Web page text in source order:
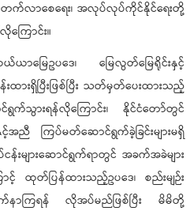
က်လာစေရေး၊ အလုပ်လုပ်ကိုင်နိုင်ရေးတို့
ြောင်း။
မြေဥပဒေ၊ မြေလွတ်မြေရိုင်းနှင့်
ထားရှိပြီးဖြစ်ပြီး သတ်မှတ်ပေးထားသည့်
ရွက်သွားရန်လိုကြောင်း၊ နိုင်ငံတော်တွင်
နှင့်အညီ ကြပ်မတ်ဆောင်ရွက်ခဲ့ခြင်းများမရှိ
းများဆောင်ရွက်ရာတွင် အခက်အခဲများ
င့် ထုတ်ပြန်ထားသည့်ဥပဒေ၊ စည်းမျဉ်း
က်နာကြရန် လိုအပ်မည်ဖြစ်ပြီး မိမိတို့